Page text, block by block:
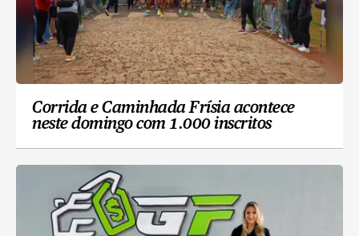
Corrida e Caminhada Frísia acontece
neste domingo com 1.000 inscritos